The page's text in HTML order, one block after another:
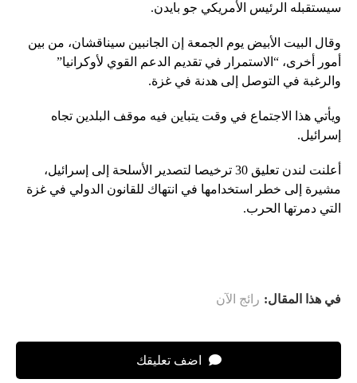
سيستقبله الرئيس الأمريكي جو بايدن.
وقال البيت الأبيض يوم الجمعة إن الجانبين سيناقشان، من بين
أمور أخرى، “الاستمرار في تقديم الدعم القوي لأوكرانيا”
والرغبة في التوصل إلى هدنة في غزة.
ويأتي هذا الاجتماع في وقت يتباين فيه موقف البلدين تجاه
إسرائيل.
أعلنت لندن تعليق 30 ترخيصا لتصدير الأسلحة إلى إسرائيل،
مشيرة إلى خطر استخدامها في انتهاك للقانون الدولي في غزة
التي دمرتها الحرب.
في هذا المقال: رائج الآن
اضف تعليقك